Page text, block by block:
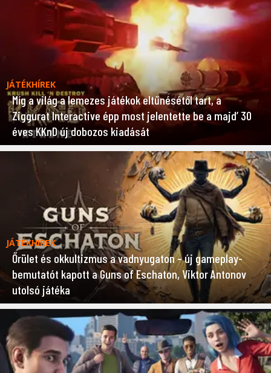
JÁTÉKHÍREK
Míg a világ a lemezes játékok eltűnésétől tart, a
Ziggurat Interactive épp most jelentette be a majd’ 30
éves KKnD új dobozos kiadását
JÁTÉKHÍREK
Őrület és okkultizmus a vadnyugaton – új gameplay-
bemutatót kapott a Guns of Eschaton, Viktor Antonov
utolsó játéka